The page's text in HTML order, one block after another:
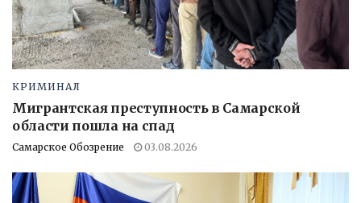
КРИМИНАЛ
Мигрантская преступность в Самарской
области пошла на спад
Самарское Обозрение 03.08.2026